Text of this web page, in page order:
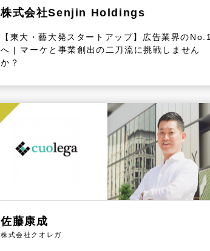
株式会社Senjin Holdings
【東大・藝大発スタートアップ】広告業界のNo.1
へ | マーケと事業創出の二刀流に挑戦しません
か？
佐藤康成
株式会社クオレガ